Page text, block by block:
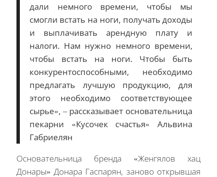
дали немного времени, чтобы мы
смогли встать на ноги, получать доходы
и выплачивать арендную плату и
налоги. Нам нужно немного времени,
чтобы встать на ноги. Чтобы быть
конкурентоспособными, необходимо
предлагать лучшую продукцию, для
этого необходимо соответствующее
сырье», – рассказывает основательница
пекарни «Кусочек счастья» Альвина
Габриелян
Основательница бренда «Женгялов хац
Донары» Донара Гаспарян, заново открывшая